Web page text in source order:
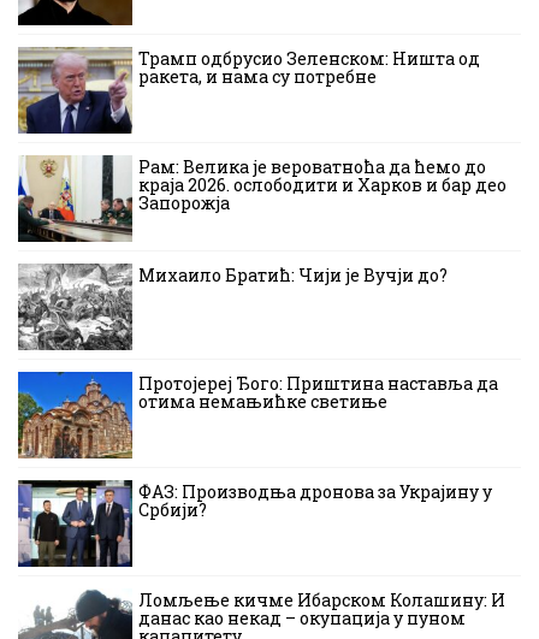
Трамп одбрусио Зеленском: Ништа од
ракета, и нама су потребне
Рам: Велика је вероватноћа да ћемо до
краја 2026. ослободити и Харков и бар део
Запорожја
Михаило Братић: Чији је Вучји до?
Протојереј Ђого: Приштина наставља да
отима немањићке светиње
ФАЗ: Производња дронова за Украјину у
Србији?
Ломљење кичме Ибарском Колашину: И
данас као некад – окупација у пуном